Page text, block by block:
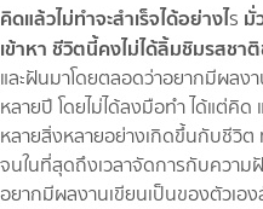
คิดแล้วไม่ทำจะสำเร็จได้อย่างไร มั่
เข้าหา ชีวิตนี้คงไม่ได้ลิ้มชิมรสชา
และฝันมาโดยตลอดว่าอยากมีผลง
หลายปี โดยไม่ได้ลงมือทำ ได้แต่คิด
หลายสิ่งหลายอย่างเกิดขึ้นกับชีวิต
จนในที่สุดถึงเวลาจัดการกับควา
อยากมีผลงานเขียนเป็นของตัวเอง